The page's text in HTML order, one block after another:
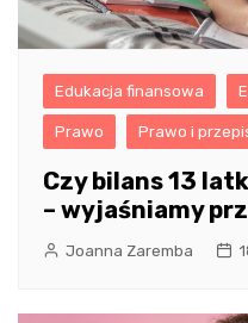
Edukacja finansowa
Prawo Prawo i
Czy bilans 13
– wyjaśniamy
Joanna Zaremba